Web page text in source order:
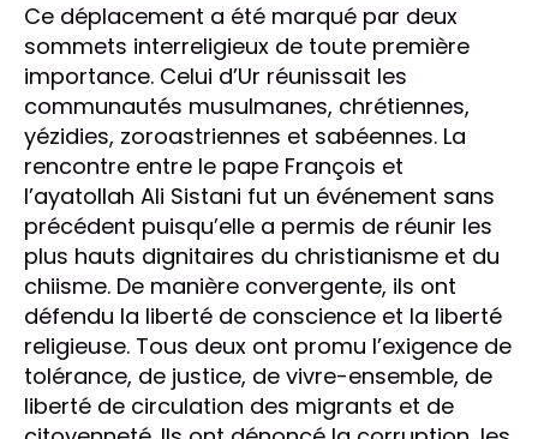
Ce déplacement a été marqué par deux
sommets interreligieux de toute première
importance. Celui d’Ur réunissait les
communautés musulmanes, chrétiennes,
yézidies, zoroastriennes et sabéennes. La
rencontre entre le pape François et
l’ayatollah Ali Sistani fut un événement sans
précédent puisqu’elle a permis de réunir les
plus hauts dignitaires du christianisme et du
chiisme. De manière convergente, ils ont
défendu la liberté de conscience et la liberté
religieuse. Tous deux ont promu l’exigence de
tolérance, de justice, de vivre-ensemble, de
liberté de circulation des migrants et de